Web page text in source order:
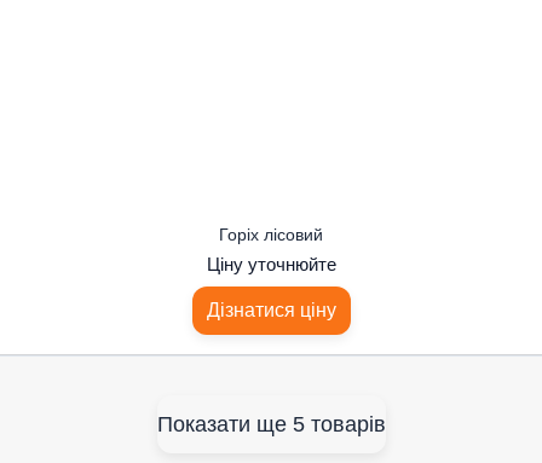
Горіх лісовий
Ціну уточнюйте
Дізнатися ціну
Показати ще 5 товарів